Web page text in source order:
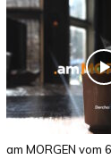
am MORGEN vom